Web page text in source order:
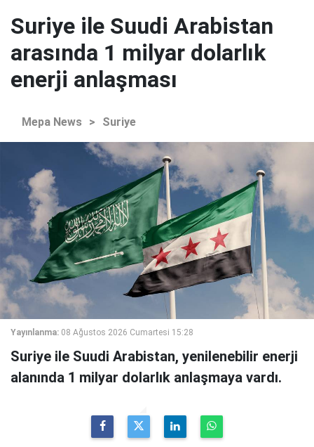
Suriye ile Suudi Arabistan
arasında 1 milyar dolarlık
enerji anlaşması
Mepa News > Suriye
Yayınlanma: 08 Ağustos 2026 Cumartesi 15:28
Suriye ile Suudi Arabistan, yenilenebilir enerji
alanında 1 milyar dolarlık anlaşmaya vardı.